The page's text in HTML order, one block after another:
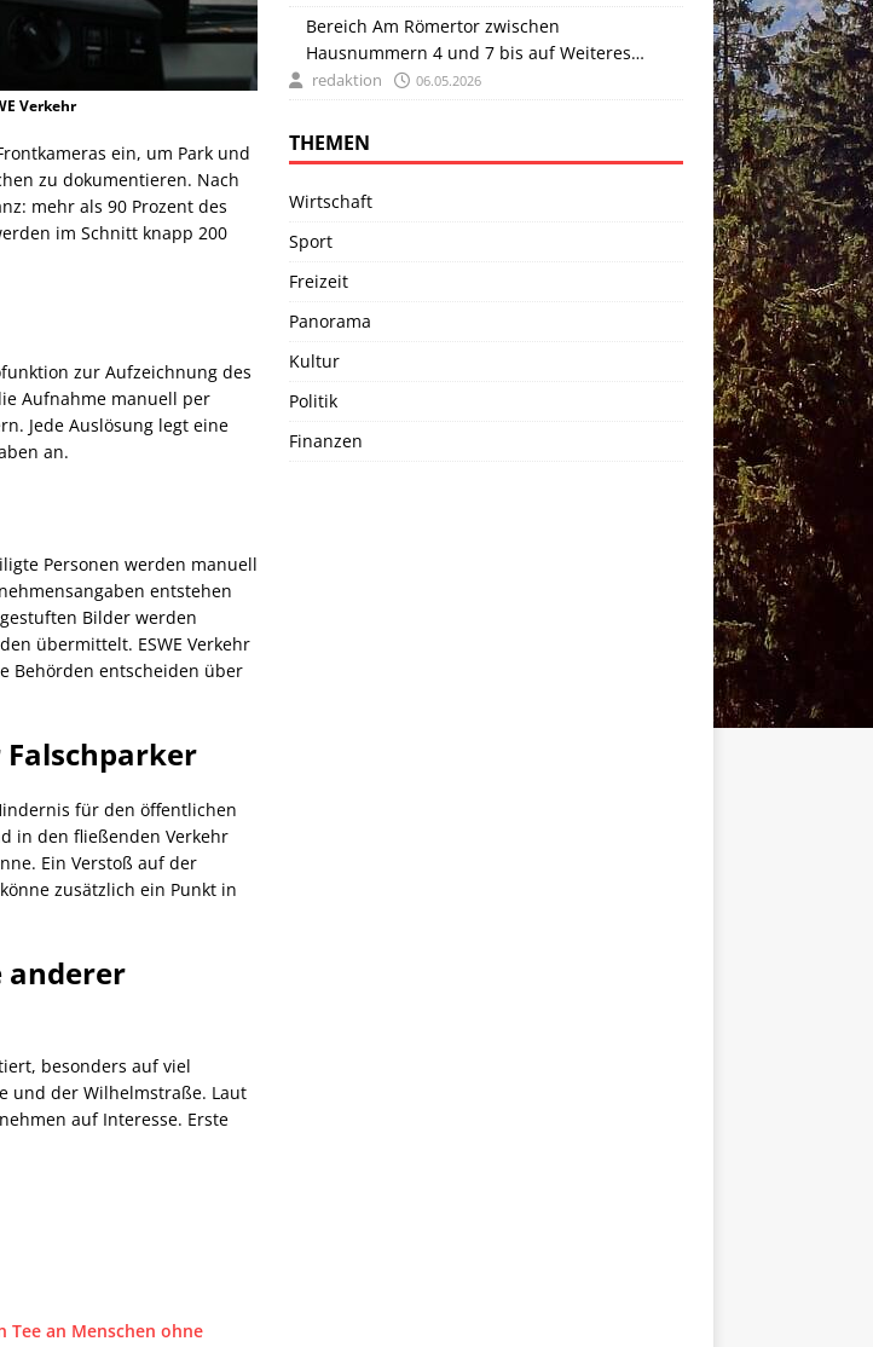
Verkehr
ein, um Park und
zu dokumentieren. Nach
mehr als 90 Prozent des
im Schnitt knapp 200
zur Aufzeichnung des
Aufnahme manuell per
Jede Auslösung legt eine
an.
Personen werden manuell
entstehen
Bilder werden
übermittelt. ESWE Verkehr
Behörden entscheiden über
für den öffentlichen
in den fließenden Verkehr
Ein Verstoß auf der
zusätzlich ein Punkt in
anderer
besonders auf viel
und der Wilhelmstraße. Laut
auf Interesse. Erste
an Menschen ohne
Bereich Am Römertor zwischen
Hausnummern 4 und 7 bis auf Weiteres
gesperrt
redaktion 06.05.2026
THEMEN
Wirtschaft
Sport
Freizeit
Panorama
Kultur
Politik
Finanzen